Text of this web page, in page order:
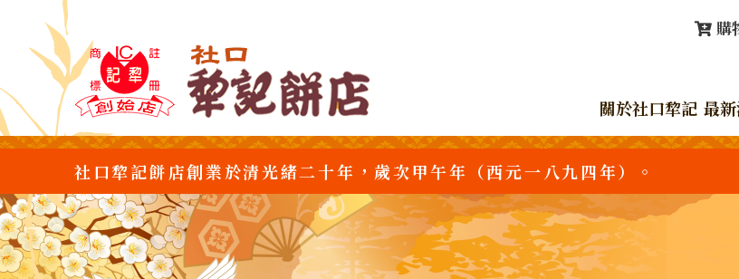
購
關於社口犂記 最
社口犂記餅店創業於清光緒二十年，歲次甲午年（西元一八九四年）。